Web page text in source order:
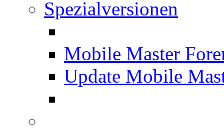
Spezialversionen
Mobile Master
Update Mobile